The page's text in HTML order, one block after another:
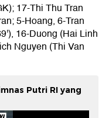
17-Thi Thu Tran
5-Hoang, 6-Tran
16-Duong (Hai Linh
Nguyen (Thi Van
Putri RI yang